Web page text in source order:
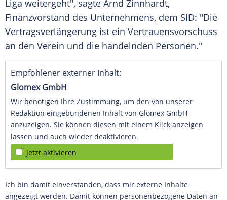
Liga weitergeht", sagte Arnd Zinnhardt,
Finanzvorstand des Unternehmens, dem SID: "Die
Vertragsverlängerung ist ein Vertrauensvorschuss
an den Verein und die handelnden Personen."
Empfohlener externer Inhalt:
Glomex GmbH
Wir benötigen Ihre Zustimmung, um den von unserer
Redaktion eingebundenen Inhalt von Glomex GmbH
anzuzeigen. Sie können diesen mit einem Klick anzeigen
lassen und auch wieder deaktivieren.
jetzt aktivieren
Ich bin damit einverstanden, dass mir externe Inhalte
angezeigt werden. Damit können personenbezogene Daten an